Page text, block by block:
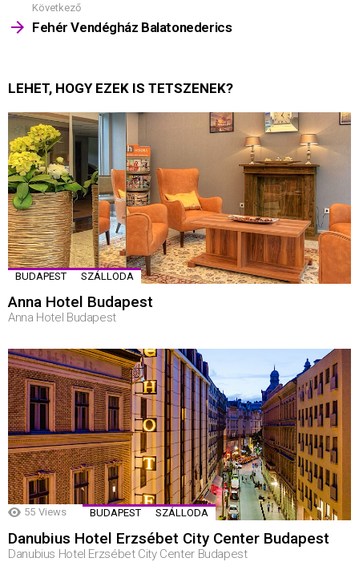
Következő
Fehér Vendégház Balatonederics
LEHET, HOGY EZEK IS TETSZENEK?
BUDAPEST SZÁLLODA
Anna Hotel Budapest
Anna Hotel Budapest
55 Views BUDAPEST SZÁLLODA
Danubius Hotel Erzsébet City Center Budapest
Danubius Hotel Erzsébet City Center Budapest